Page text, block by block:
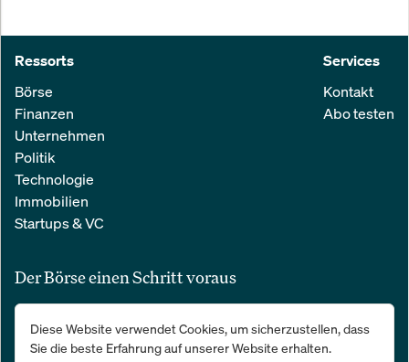
Ressorts
Börse
Finanzen
Unternehmen
Politik
Technologie
Immobilien
Startups & VC
Services
Kontakt
Abo testen
Der Börse einen Schritt voraus
Alle relevanten Nachrichten aus Wirtschaft und Finanzen in einer
einfachen E-Mail. 100 % kostenlos:
Diese Website verwendet Cookies, um sicherzustellen, dass
Sie die beste Erfahrung auf unserer Website erhalten.